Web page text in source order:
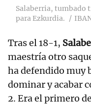
Salaberria, tumbado
para Ezkurdia.
Tras el 18-1,
maestría otro
ha defendido muy
dominar y acabar
2. Era el primero